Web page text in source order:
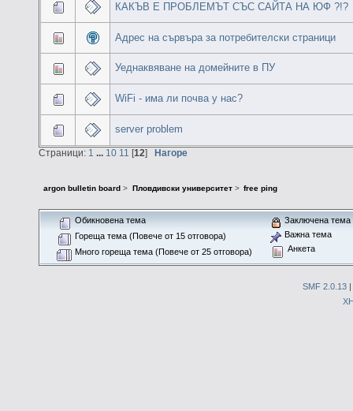
КАКЪВ Е ПРОБЛЕМЪТ СЪС САЙТА НА ЮФ ?!?
Адрес на сървъра за потребителски страници
Уеднаквяване на домейните в ПУ
WiFi - има ли почва у нас?
server problem
Страници: 1 ... 10 11 [12] Нагоре
argon bulletin board > Пловдивски университет> free ping
Обикновена тема
Гореща тема (Повече от 15 отговора)
Много гореща тема (Повече от 25 отговора)
Заключена тема
Важна тема
Анкета
SMF 2.0.13|